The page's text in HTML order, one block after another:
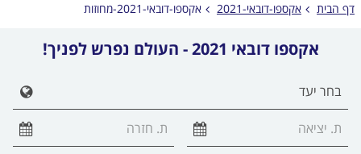
דף הבית אקספו-דובאי-2021 אקספו-דובאי-2021-מחוזות
אקספו דובאי 2021 - העולם נפרש לפניך!